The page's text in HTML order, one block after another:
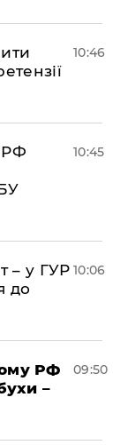
10:46
РФ
10:45
– у ГУР
до
10:06
РФ
–
09:50